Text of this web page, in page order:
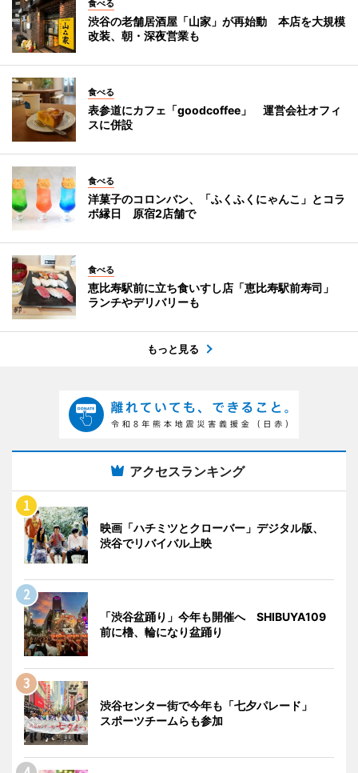
食べる
渋谷の老舗居酒屋「山家」が再始動 本店を大規模
改装、朝・深夜営業も
食べる
表参道にカフェ「goodcoffee」 運営会社オフィ
スに併設
食べる
洋菓子のコロンバン、「ふくふくにゃんこ」とコラ
ボ縁日 原宿2店舗で
食べる
恵比寿駅前に立ち食いすし店「恵比寿駅前寿司」
ランチやデリバリーも
もっと見る
アクセスランキング
映画「ハチミツとクローバー」デジタル版、
渋谷でリバイバル上映
「渋谷盆踊り」今年も開催へ SHIBUYA109
前に櫓、輪になり盆踊り
渋谷センター街で今年も「七夕パレード」
スポーツチームらも参加